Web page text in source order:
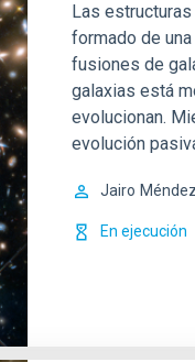
Las
formado de
fusiones de
galaxias está
evolucionan.
evolución
Jairo
En ejecución